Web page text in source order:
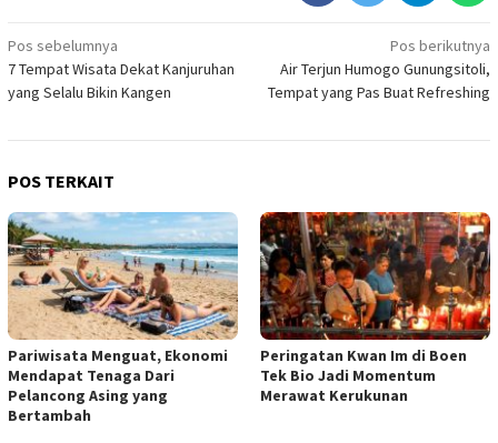
Navigasi
pos
Pos sebelumnya
7 Tempat Wisata Dekat Kanjuruhan
yang Selalu Bikin Kangen
Pos berikutnya
Air Terjun Humogo Gunungsitoli,
Tempat yang Pas Buat Refreshing
POS TERKAIT
Pariwisata Menguat, Ekonomi
Mendapat Tenaga Dari
Pelancong Asing yang
Bertambah
Peringatan Kwan Im di Boen
Tek Bio Jadi Momentum
Merawat Kerukunan